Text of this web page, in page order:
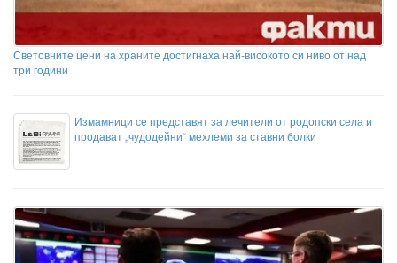
Световните цени на храните достигнаха най-високото си ниво от над
три години
Измамници се представят за лечители от родопски села и
продават „чудодейни“ мехлеми за ставни болки